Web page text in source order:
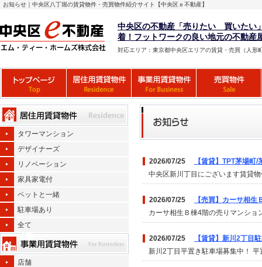
お知らせ｜中央区八丁堀の賃貸物件・売買物件紹介サイト【中央区ｅ不動産】
中央区の不動産「売りたい 買いたい
着！フットワークの良い地元の不動産
対応エリア：東京都中央区エリアの賃貸・売買（
2026/07/25
【賃貸】TPT茅場
中央区新川丁目にございます賃貸
2026/07/25
【売買】カーサ相
カーサ相生Ｂ棟4階の売りマンシ
2026/07/25
【賃貸】新川2丁目
新川2丁目平置き駐車場募集中！
タワーマンション
デザイナーズ
リノベーション
家具家電付
ペットと一緒
駐車場あり
全て
店舗